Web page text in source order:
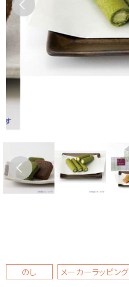
のし メーカーラッピング